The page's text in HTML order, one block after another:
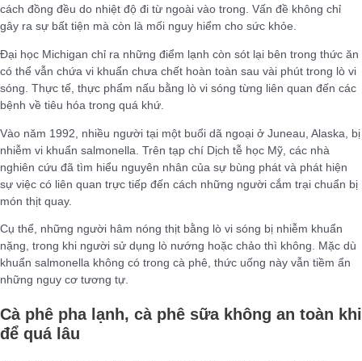
cách đồng đều do nhiệt độ đi từ ngoài vào trong. Vấn đề không chỉ
gây ra sự bất tiện mà còn là mối nguy hiểm cho sức khỏe.
Đại học Michigan chỉ ra những điểm lạnh còn sót lại bên trong thức ăn
có thể vẫn chứa vi khuẩn chưa chết hoàn toàn sau vài phút trong lò vi
sóng. Thực tế, thực phẩm nấu bằng lò vi sóng từng liên quan đến các
bệnh về tiêu hóa trong quá khứ.
Vào năm 1992, nhiều người tại một buổi dã ngoại ở Juneau, Alaska, bị
nhiễm vi khuẩn salmonella. Trên tạp chí Dịch tễ học Mỹ, các nhà
nghiên cứu đã tìm hiểu nguyên nhân của sự bùng phát và phát hiện
sự việc có liên quan trực tiếp đến cách những người cắm trại chuẩn bị
món thịt quay.
Cụ thể, những người hâm nóng thịt bằng lò vi sóng bị nhiễm khuẩn
nặng, trong khi người sử dụng lò nướng hoặc chảo thì không. Mặc dù
khuẩn salmonella không có trong cà phê, thức uống này vẫn tiềm ẩn
những nguy cơ tương tự.
Cà phê pha lạnh, cà phê sữa không an toàn khi
để quá lâu